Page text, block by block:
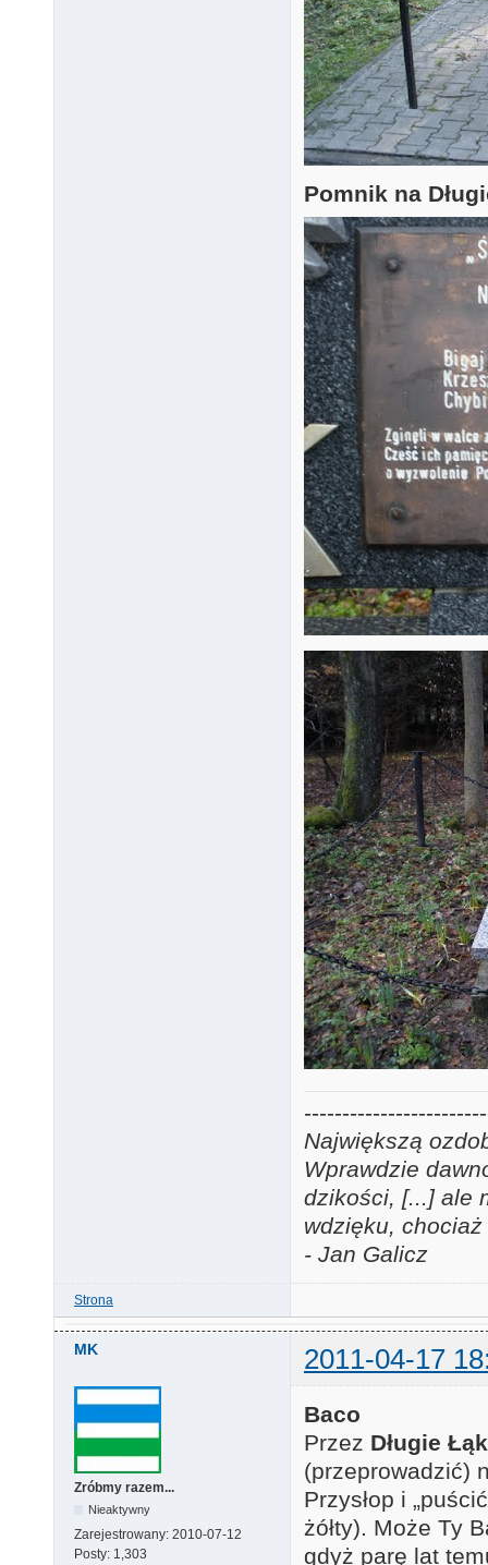
Pomnik na
Największą
Wprawdzie
dzikości, [...] ale
wdzięku,
- Jan Galicz
Strona
MK 2011-04-17
Zróbmy razem...
Nieaktywny
Zarejestrowany: 2010-07-12
Posty: 1,303
Baco
Przez Długie
(przeprowadzić)
Przysłop i
żółty). Może Ty
gdyż parę lat